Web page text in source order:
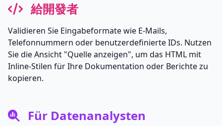
給開發者
Validieren Sie Eingabeformate wie E-Mails,
Telefonnummern oder benutzerdefinierte IDs. Nutzen
Sie die Ansicht "Quelle anzeigen", um das HTML mit
Inline-Stilen für Ihre Dokumentation oder Berichte zu
kopieren.
Für Datenanalysten